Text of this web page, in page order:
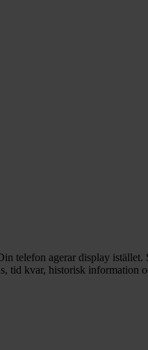
telefon agerar display
tid kvar, historisk information